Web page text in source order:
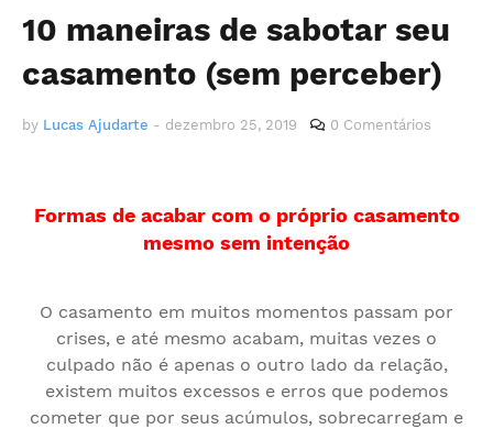
10 maneiras de sabotar seu
casamento (sem perceber)
by Lucas Ajudarte - dezembro 25, 2019 0 Comentários
Formas de acabar com o próprio casamento
mesmo sem intenção
O casamento em muitos momentos passam por
crises, e até mesmo acabam, muitas vezes o
culpado não é apenas o outro lado da relação,
existem muitos excessos e erros que podemos
cometer que por seus acúmulos, sobrecarregam e